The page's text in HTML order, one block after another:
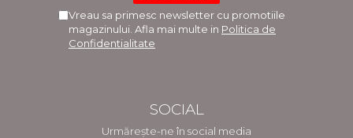
Vreau sa primesc newsletter cu promotiile
magazinului. Afla mai multe in Politica de
Confidentialitate
SOCIAL
Urmărește-ne în social media